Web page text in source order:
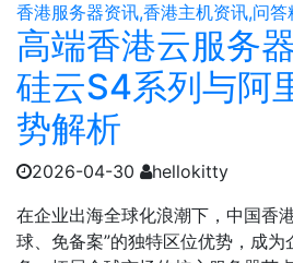
香港服务器资讯,香港主机资讯,问答
高端香港云服务
硅云S4系列与阿
势解析
2026-04-30
hellokitty
在企业出海全球化浪潮下，中国香
球、免备案”的独特区位优势，成为